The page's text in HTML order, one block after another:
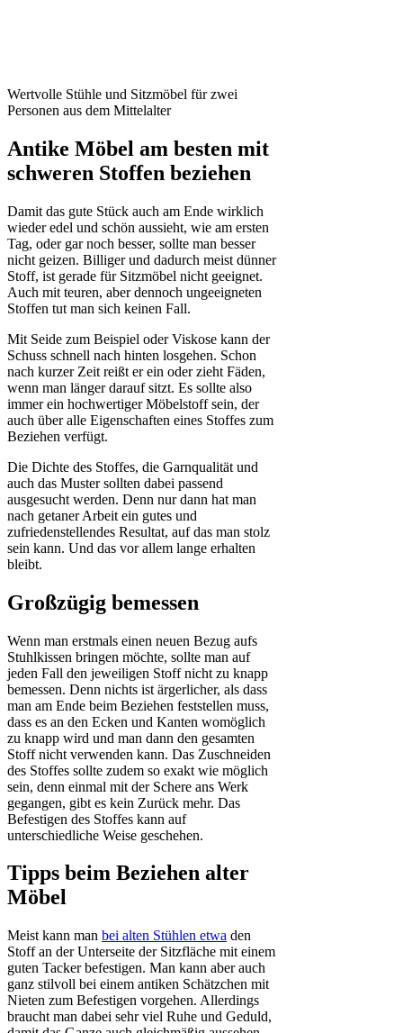
Wertvolle Stühle und Sitzmöbel für zwei
Personen aus dem Mittelalter
Antike Möbel am besten mit
schweren Stoffen beziehen
Damit das gute Stück auch am Ende wirklich
wieder edel und schön aussieht, wie am ersten
Tag, oder gar noch besser, sollte man besser
nicht geizen. Billiger und dadurch meist dünner
Stoff, ist gerade für Sitzmöbel nicht geeignet.
Auch mit teuren, aber dennoch ungeeigneten
Stoffen tut man sich keinen Fall.
Mit Seide zum Beispiel oder Viskose kann der
Schuss schnell nach hinten losgehen. Schon
nach kurzer Zeit reißt er ein oder zieht Fäden,
wenn man länger darauf sitzt. Es sollte also
immer ein hochwertiger Möbelstoff sein, der
auch über alle Eigenschaften eines Stoffes zum
Beziehen verfügt.
Die Dichte des Stoffes, die Garnqualität und
auch das Muster sollten dabei passend
ausgesucht werden. Denn nur dann hat man
nach getaner Arbeit ein gutes und
zufriedenstellendes Resultat, auf das man stolz
sein kann. Und das vor allem lange erhalten
bleibt.
Großzügig bemessen
Wenn man erstmals einen neuen Bezug aufs
Stuhlkissen bringen möchte, sollte man auf
jeden Fall den jeweiligen Stoff nicht zu knapp
bemessen. Denn nichts ist ärgerlicher, als dass
man am Ende beim Beziehen feststellen muss,
dass es an den Ecken und Kanten womöglich
zu knapp wird und man dann den gesamten
Stoff nicht verwenden kann. Das Zuschneiden
des Stoffes sollte zudem so exakt wie möglich
sein, denn einmal mit der Schere ans Werk
gegangen, gibt es kein Zurück mehr. Das
Befestigen des Stoffes kann auf
unterschiedliche Weise geschehen.
Tipps beim Beziehen alter
Möbel
Meist kann man bei alten Stühlen etwa den
Stoff an der Unterseite der Sitzfläche mit einem
guten Tacker befestigen. Man kann aber auch
ganz stilvoll bei einem antiken Schätzchen mit
Nieten zum Befestigen vorgehen. Allerdings
braucht man dabei sehr viel Ruhe und Geduld,